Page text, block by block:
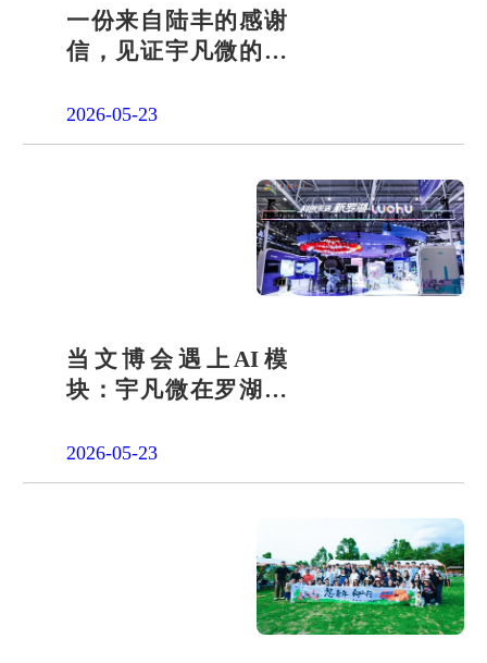
一份来自陆丰的感谢
信，见证宇凡微的社
2026-05-23
当文博会遇上AI模
块：宇凡微在罗湖展
答卷
2026-05-23